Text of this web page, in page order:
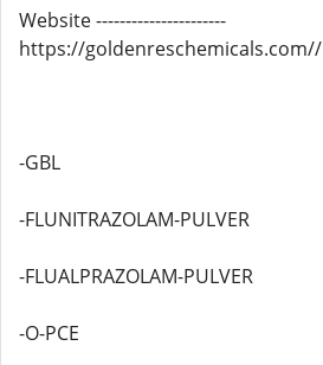
Website ----------------------
https://goldenreschemicals.com//
-GBL
-FLUNITRAZOLAM-PULVER
-FLUALPRAZOLAM-PULVER
-O-PCE